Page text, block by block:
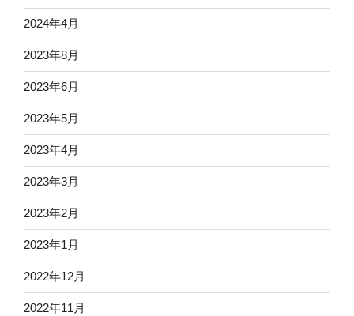
2024年4月
2023年8月
2023年6月
2023年5月
2023年4月
2023年3月
2023年2月
2023年1月
2022年12月
2022年11月